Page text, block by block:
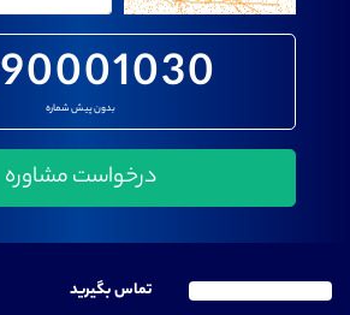
90001030
بدون پیش شماره
تماس بگیرید